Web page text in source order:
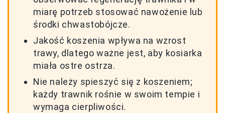
miarę potrzeb stosować nawożenie lub
środki chwastobójcze.
Jakość koszenia wpływa na wzrost
trawy, dlatego ważne jest, aby kosiarka
miała ostre ostrza.
Nie należy spieszyć się z koszeniem;
każdy trawnik rośnie w swoim tempie i
wymaga cierpliwości.